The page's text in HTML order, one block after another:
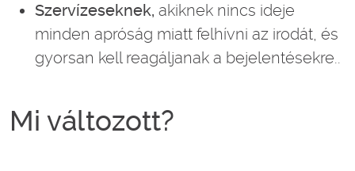
Szervízeseknek, akiknek nincs ideje
minden apróság miatt felhívni az irodát, és
gyorsan kell reagáljanak a bejelentésekre..
Mi változott?